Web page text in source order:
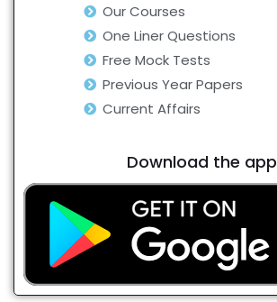
Our Courses
One Liner Questions
Free Mock Tests
Previous Year Papers
Current Affairs
Download the app